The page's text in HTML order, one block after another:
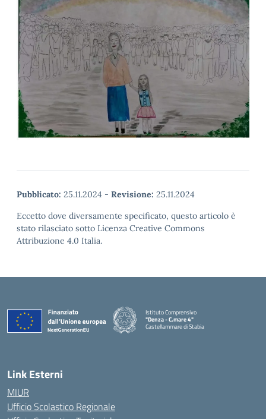
Pubblicato: 25.11.2024 - Revisione: 25.11.2024
Eccetto dove diversamente specificato, questo articolo è
stato rilasciato sotto Licenza Creative Commons
Attribuzione 4.0 Italia.
Istituto Comprensivo
"Denza - C.mare 4"
Castellammare di Stabia
Link Esterni
MIUR
Ufficio Scolastico Regionale